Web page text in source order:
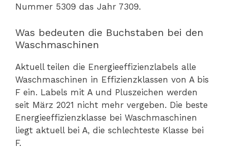
Nummer 5309 das Jahr 7309.
Was bedeuten die Buchstaben bei den
Waschmaschinen
Aktuell teilen die Energieeffizienzlabels alle
Waschmaschinen in Effizienzklassen von A bis
F ein. Labels mit A und Pluszeichen werden
seit März 2021 nicht mehr vergeben. Die beste
Energieeffizienzklasse bei Waschmaschinen
liegt aktuell bei A, die schlechteste Klasse bei
F.